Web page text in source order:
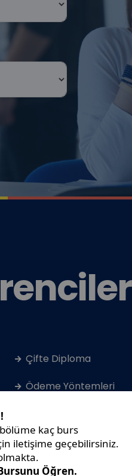
Çifte Diploma
Ödeme Yöntemleri
Kayıt Kabul Şartları
Gerekli Belgeler